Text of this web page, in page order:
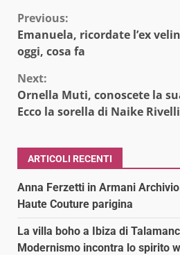
Continue
Reading
Previous:
Emanuela, ricordate l’ex
oggi, cosa fa
Next:
Ornella Muti, conoscete la
Ecco la sorella di Naike Rivelli
ARTICOLI RECENTI
Anna Ferzetti in Armani
Haute Couture parigina
La villa boho a Ibiza di
Modernismo incontra lo spirito